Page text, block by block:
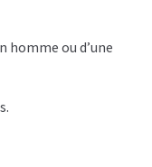
homme ou d’une